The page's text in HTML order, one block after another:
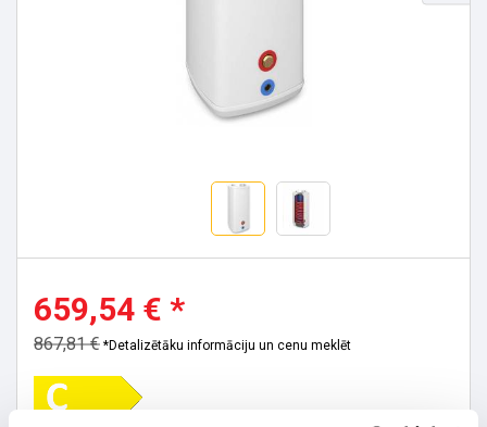
659,54 € *
867,81 € *Detalizētāku informāciju un cenu meklēt